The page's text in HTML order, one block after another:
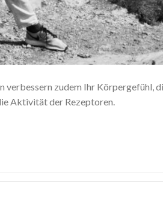
verbessern zudem Ihr Körpergefühl,
Aktivität der Rezeptoren.